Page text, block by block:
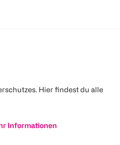
Hier findest du alle
Informationen